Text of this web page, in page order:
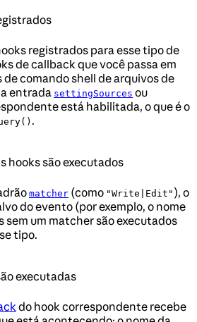
registrados para esse tipo de
de callback que você passa em
de comando shell de arquivos de
entrada settingSources ou
está habilitada, o que é o
.
hooks são executados
matcher (como "Write|Edit" ), o
do evento (por exemplo, o nome
sem um matcher são executados
tipo.
executadas
do hook correspondente recebe